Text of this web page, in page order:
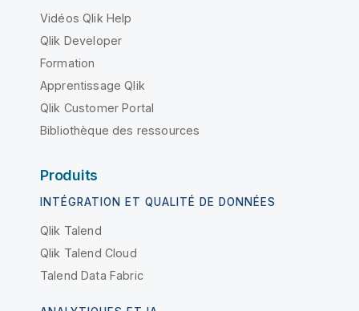
Vidéos Qlik Help
Qlik Developer
Formation
Apprentissage Qlik
Qlik Customer Portal
Bibliothèque des ressources
Produits
INTÉGRATION ET QUALITÉ DE DONNÉES
Qlik Talend
Qlik Talend Cloud
Talend Data Fabric